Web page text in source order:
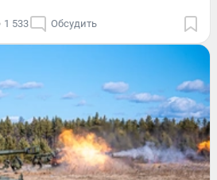
1 533 Обсудить